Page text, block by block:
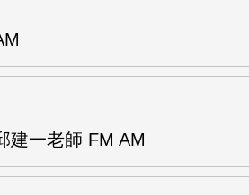
建一老師 FM AM